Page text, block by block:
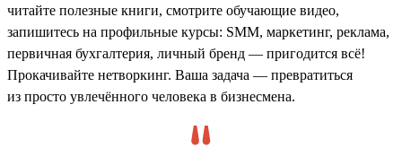
читайте полезные книги, смотрите обучающие видео,
запишитесь на профильные курсы: SMM, маркетинг, реклама,
первичная бухгалтерия, личный бренд — пригодится всё!
Прокачивайте нетворкинг. Ваша задача — превратиться
из просто увлечённого человека в бизнесмена.